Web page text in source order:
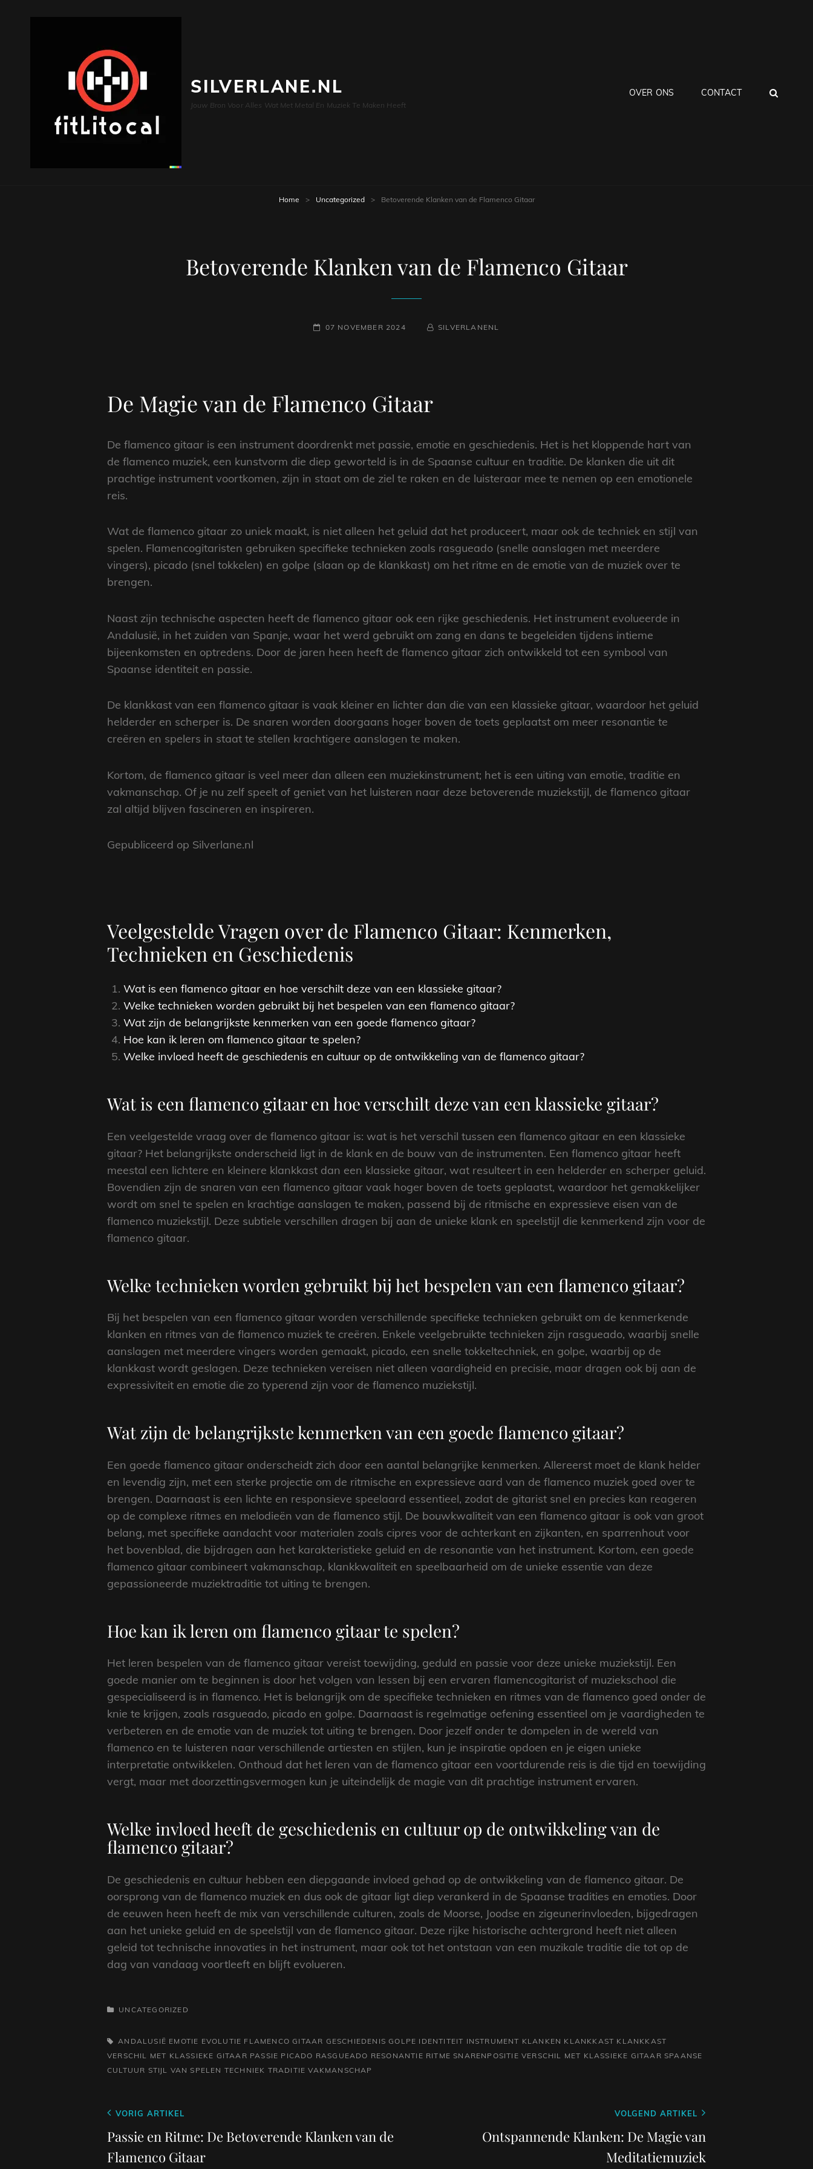
SILVERLANE.NL
Jouw Bron Voor Alles Wat Met Metal En Muziek Te Maken Heeft
OVER ONS CONTACT
Home > Uncategorized > Betoverende Klanken van de Flamenco Gitaar
Betoverende Klanken van de Flamenco Gitaar
GEPLAATST
07 NOVEMBER 2024 NAAMREGEL
BYLINE
SILVERLANENL
De Magie van de Flamenco Gitaar
De flamenco gitaar is een instrument doordrenkt met passie, emotie en geschiedenis. Het is het kloppende hart van
de flamenco muziek, een kunstvorm die diep geworteld is in de Spaanse cultuur en traditie. De klanken die uit dit
prachtige instrument voortkomen, zijn in staat om de ziel te raken en de luisteraar mee te nemen op een emotionele
reis.
Wat de flamenco gitaar zo uniek maakt, is niet alleen het geluid dat het produceert, maar ook de techniek en stijl van
spelen. Flamencogitaristen gebruiken specifieke technieken zoals rasgueado (snelle aanslagen met meerdere
vingers), picado (snel tokkelen) en golpe (slaan op de klankkast) om het ritme en de emotie van de muziek over te
brengen.
Naast zijn technische aspecten heeft de flamenco gitaar ook een rijke geschiedenis. Het instrument evolueerde in
Andalusië, in het zuiden van Spanje, waar het werd gebruikt om zang en dans te begeleiden tijdens intieme
bijeenkomsten en optredens. Door de jaren heen heeft de flamenco gitaar zich ontwikkeld tot een symbool van
Spaanse identiteit en passie.
De klankkast van een flamenco gitaar is vaak kleiner en lichter dan die van een klassieke gitaar, waardoor het geluid
helderder en scherper is. De snaren worden doorgaans hoger boven de toets geplaatst om meer resonantie te
creëren en spelers in staat te stellen krachtigere aanslagen te maken.
Kortom, de flamenco gitaar is veel meer dan alleen een muziekinstrument; het is een uiting van emotie, traditie en
vakmanschap. Of je nu zelf speelt of geniet van het luisteren naar deze betoverende muziekstijl, de flamenco gitaar
zal altijd blijven fascineren en inspireren.
Gepubliceerd op Silverlane.nl
Veelgestelde Vragen over de Flamenco Gitaar: Kenmerken,
Technieken en Geschiedenis
Wat is een flamenco gitaar en hoe verschilt deze van een klassieke gitaar?
Welke technieken worden gebruikt bij het bespelen van een flamenco gitaar?
Wat zijn de belangrijkste kenmerken van een goede flamenco gitaar?
Hoe kan ik leren om flamenco gitaar te spelen?
Welke invloed heeft de geschiedenis en cultuur op de ontwikkeling van de flamenco gitaar?
Wat is een flamenco gitaar en hoe verschilt deze van een klassieke gitaar?
Een veelgestelde vraag over de flamenco gitaar is: wat is het verschil tussen een flamenco gitaar en een klassieke
gitaar? Het belangrijkste onderscheid ligt in de klank en de bouw van de instrumenten. Een flamenco gitaar heeft
meestal een lichtere en kleinere klankkast dan een klassieke gitaar, wat resulteert in een helderder en scherper geluid.
Bovendien zijn de snaren van een flamenco gitaar vaak hoger boven de toets geplaatst, waardoor het gemakkelijker
wordt om snel te spelen en krachtige aanslagen te maken, passend bij de ritmische en expressieve eisen van de
flamenco muziekstijl. Deze subtiele verschillen dragen bij aan de unieke klank en speelstijl die kenmerkend zijn voor de
flamenco gitaar.
Welke technieken worden gebruikt bij het bespelen van een flamenco gitaar?
Bij het bespelen van een flamenco gitaar worden verschillende specifieke technieken gebruikt om de kenmerkende
klanken en ritmes van de flamenco muziek te creëren. Enkele veelgebruikte technieken zijn rasgueado, waarbij snelle
aanslagen met meerdere vingers worden gemaakt, picado, een snelle tokkeltechniek, en golpe, waarbij op de
klankkast wordt geslagen. Deze technieken vereisen niet alleen vaardigheid en precisie, maar dragen ook bij aan de
expressiviteit en emotie die zo typerend zijn voor de flamenco muziekstijl.
Wat zijn de belangrijkste kenmerken van een goede flamenco gitaar?
Een goede flamenco gitaar onderscheidt zich door een aantal belangrijke kenmerken. Allereerst moet de klank helder
en levendig zijn, met een sterke projectie om de ritmische en expressieve aard van de flamenco muziek goed over te
brengen. Daarnaast is een lichte en responsieve speelaard essentieel, zodat de gitarist snel en precies kan reageren
op de complexe ritmes en melodieën van de flamenco stijl. De bouwkwaliteit van een flamenco gitaar is ook van groot
belang, met specifieke aandacht voor materialen zoals cipres voor de achterkant en zijkanten, en sparrenhout voor
het bovenblad, die bijdragen aan het karakteristieke geluid en de resonantie van het instrument. Kortom, een goede
flamenco gitaar combineert vakmanschap, klankkwaliteit en speelbaarheid om de unieke essentie van deze
gepassioneerde muziektraditie tot uiting te brengen.
Hoe kan ik leren om flamenco gitaar te spelen?
Het leren bespelen van de flamenco gitaar vereist toewijding, geduld en passie voor deze unieke muziekstijl. Een
goede manier om te beginnen is door het volgen van lessen bij een ervaren flamencogitarist of muziekschool die
gespecialiseerd is in flamenco. Het is belangrijk om de specifieke technieken en ritmes van de flamenco goed onder de
knie te krijgen, zoals rasgueado, picado en golpe. Daarnaast is regelmatige oefening essentieel om je vaardigheden te
verbeteren en de emotie van de muziek tot uiting te brengen. Door jezelf onder te dompelen in de wereld van
flamenco en te luisteren naar verschillende artiesten en stijlen, kun je inspiratie opdoen en je eigen unieke
interpretatie ontwikkelen. Onthoud dat het leren van de flamenco gitaar een voortdurende reis is die tijd en toewijding
vergt, maar met doorzettingsvermogen kun je uiteindelijk de magie van dit prachtige instrument ervaren.
Welke invloed heeft de geschiedenis en cultuur op de ontwikkeling van de
flamenco gitaar?
De geschiedenis en cultuur hebben een diepgaande invloed gehad op de ontwikkeling van de flamenco gitaar. De
oorsprong van de flamenco muziek en dus ook de gitaar ligt diep verankerd in de Spaanse tradities en emoties. Door
de eeuwen heen heeft de mix van verschillende culturen, zoals de Moorse, Joodse en zigeunerinvloeden, bijgedragen
aan het unieke geluid en de speelstijl van de flamenco gitaar. Deze rijke historische achtergrond heeft niet alleen
geleid tot technische innovaties in het instrument, maar ook tot het ontstaan van een muzikale traditie die tot op de
dag van vandaag voortleeft en blijft evolueren.
CATEGORIEËN
UNCATEGORIZED
TAGS,ANDALUSIË EMOTIE EVOLUTIE FLAMENCO GITAAR GESCHIEDENIS GOLPE IDENTITEIT INSTRUMENT KLANKEN KLANKKAST KLANKKAST
VERSCHIL MET KLASSIEKE GITAAR PASSIE PICADO RASGUEADO RESONANTIE RITME SNARENPOSITIE VERSCHIL MET KLASSIEKE GITAAR SPAANSE
CULTUUR STIJL VAN SPELEN TECHNIEK TRADITIE VAKMANSCHAP
Berichtnavigatie
Vorig
bericht
VORIG ARTIKEL
Passie en Ritme: De Betoverende Klanken van de
Flamenco Gitaar
VOLGEND ARTIKEL
Ontspannende Klanken: De Magie van
Meditatiemuziek